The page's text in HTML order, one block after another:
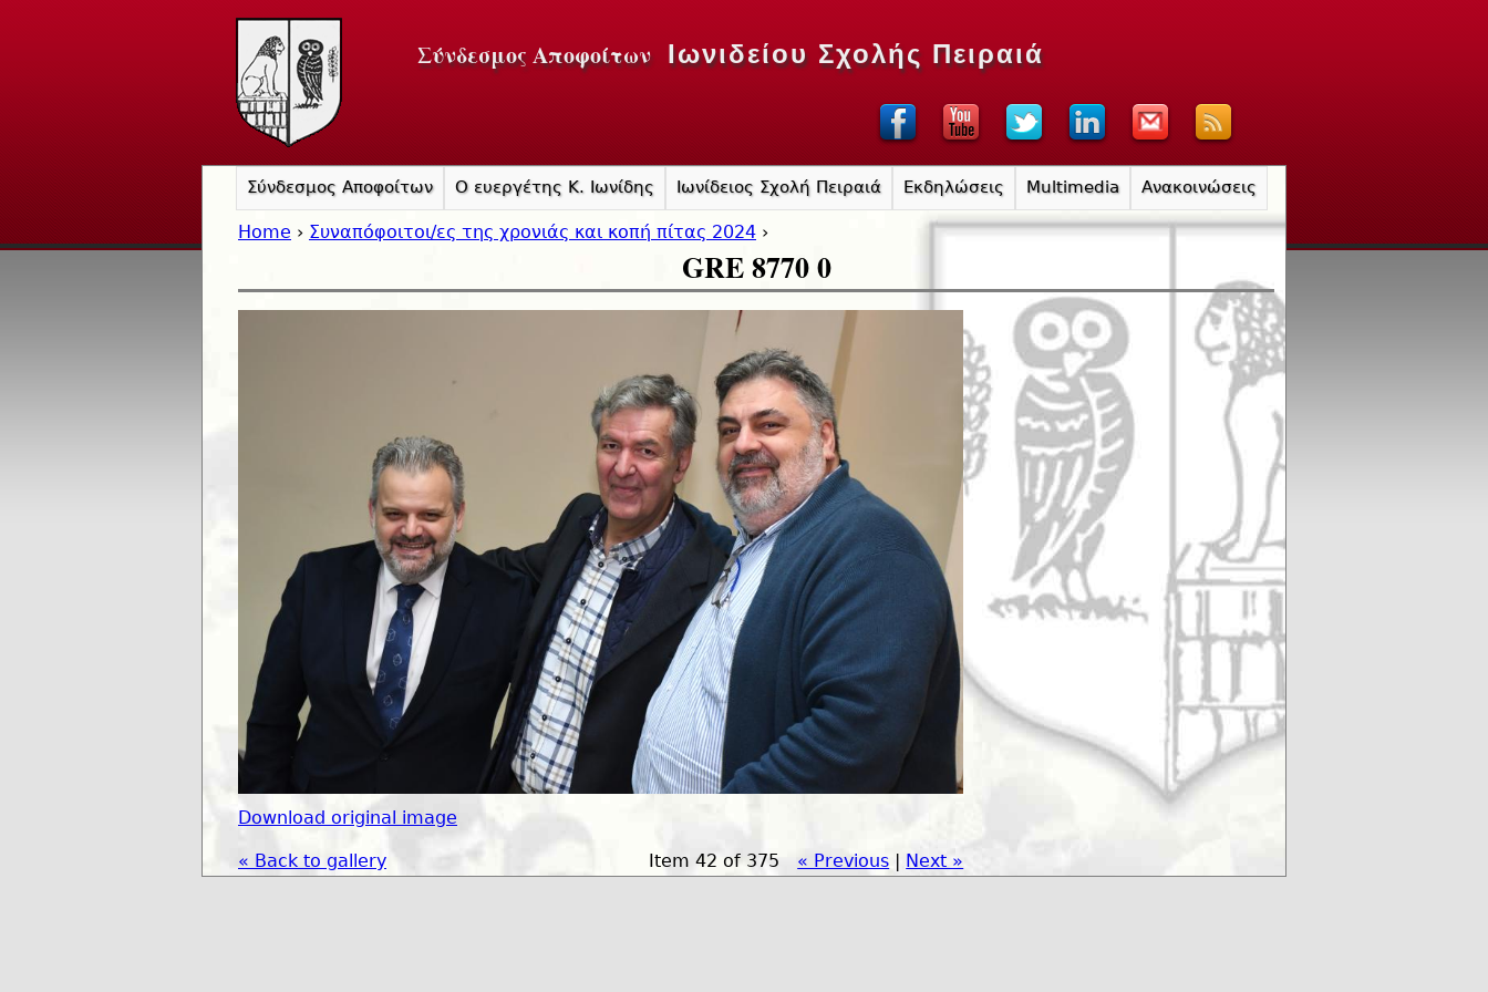
Σύνδεσμος Αποφοίτων Ιωνιδείου Σχολής Πειραιά
Home › Συναπόφοιτοι/ες της χρονιάς και κοπή πίτας 2024 ›
GRE 8770 0
Download original image
« Back to gallery Item 42 of 375 « Previous | Next »
Σύνδεσμος Αποφοίτων Ο ευεργέτης Κ. Ιωνίδης Ιωνίδειος Σχολή Πειραιά Εκδηλώσεις Multimedia Ανακοινώσεις